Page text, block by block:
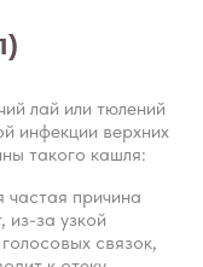
лай или тюлений
инфекции верхних
такого кашля:
причина
из-за узкой
связок,